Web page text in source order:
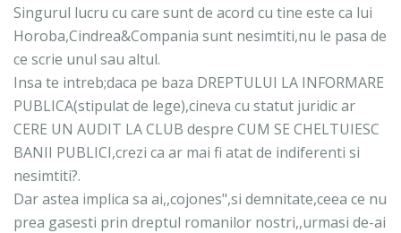
Singurul lucru cu care sunt de acord cu tine este ca lui
Horoba,Cindrea&Compania sunt nesimtiti,nu le pasa de
ce scrie unul sau altul.
Insa te intreb;daca pe baza DREPTULUI LA INFORMARE
PUBLICA(stipulat de lege),cineva cu statut juridic ar
CERE UN AUDIT LA CLUB despre CUM SE CHELTUIESC
BANII PUBLICI,crezi ca ar mai fi atat de indiferenti si
nesimtiti?.
Dar astea implica sa ai,,cojones",si demnitate,ceea ce nu
prea gasesti prin dreptul romanilor nostri,,urmasi de-ai